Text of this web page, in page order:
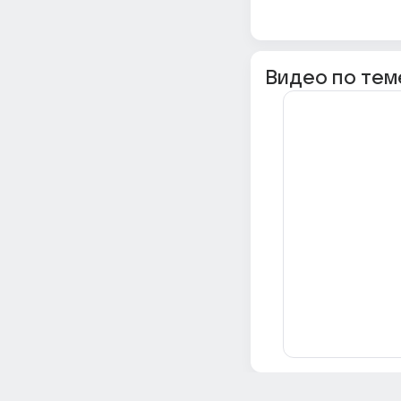
Видео по